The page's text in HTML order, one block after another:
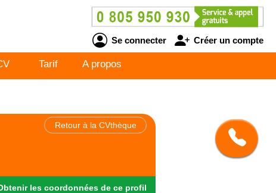
Se connecter Créer un compte
Tarif A propos
Retour à la CVthèque
les coordonnées de ce profil